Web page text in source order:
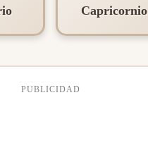
Capricornio